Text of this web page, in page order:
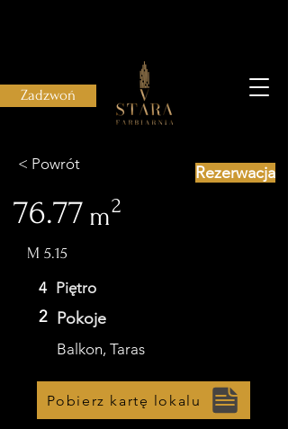
Zadzwoń
< Powrót
76.77 m
M 5.15
4 Piętro
2 Pokoje
Balkon, Taras
Pobierz kartę lokalu
Rezerwacja
2